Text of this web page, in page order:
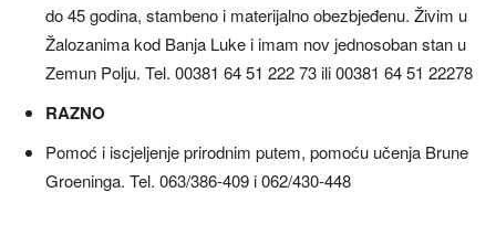
do 45 godina, stambeno i materijalno obezbjeđenu. Živim u
Žalozanima kod Banja Luke i imam nov jednosoban stan u
Zemun Polju. Tel. 00381 64 51 222 73 ili 00381 64 51 22278
RAZNO
Pomoć i iscjeljenje prirodnim putem, pomoću učenja Brune
Groeninga. Tel. 063/386-409 i 062/430-448